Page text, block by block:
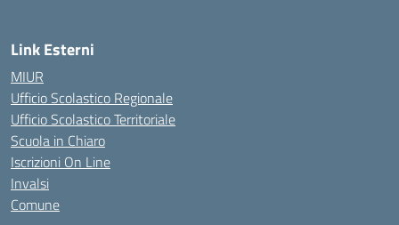
Link Esterni
MIUR
Ufficio Scolastico Regionale
Ufficio Scolastico Territoriale
Scuola in Chiaro
Iscrizioni On Line
Invalsi
Comune